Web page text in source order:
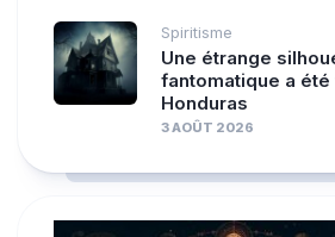
Spiritisme
Une étrange
fantomatique a été
Honduras
3 AOÛT 2026